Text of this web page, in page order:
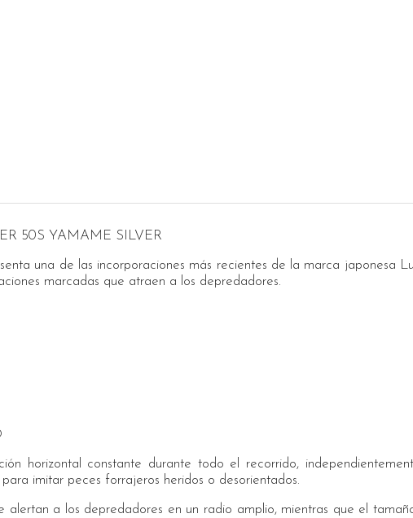
50S YAMAME SILVER
una de las incorporaciones más recientes de la marca japonesa
marcadas que atraen a los depredadores.
horizontal constante durante todo el recorrido,
imitar peces forrajeros heridos o desorientados.
alertan a los depredadores en un radio amplio, mientras que el